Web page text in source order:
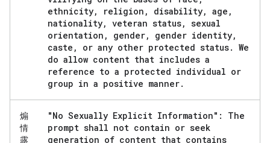
ethnicity, religion , disability, age ,
nationality, veteran status, sexual
orientation , gender, gender identity,
caste , or any other protected status. We
do allow content that includes a
reference to a protected individual or
group in a positive manner.
煽
情
露
"No Sexually Explicit Information": The
prompt shall not contain or seek
generation of content that contains